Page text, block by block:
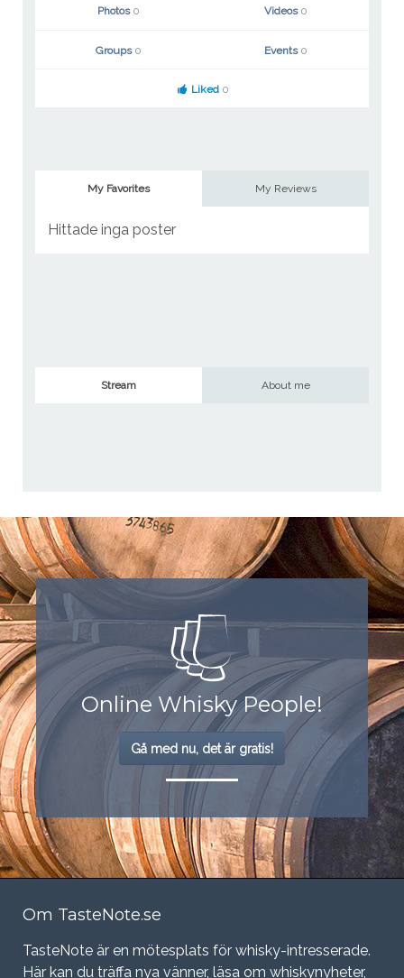
Photos 0 Videos 0
Groups 0 Events 0
Liked 0
My Favorites My Reviews
Hittade inga poster
Stream About me
Online Whisky People!
Gå med nu, det är gratis!
Om TasteNote.se
TasteNote är en mötesplats för whisky-intresserade.
Här kan du träffa nya vänner, läsa om whiskynyheter,